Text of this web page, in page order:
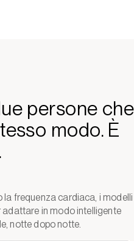
persone che
modo. È
frequenza cardiaca, i modelli
in modo intelligente
notte dopo notte.